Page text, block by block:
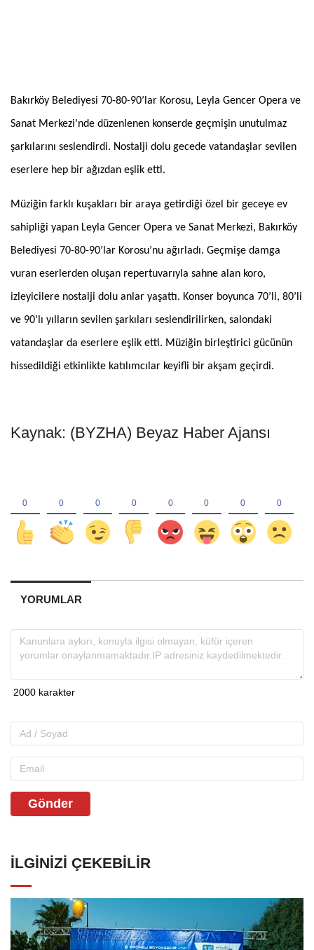
Bakırköy Belediyesi 70-80-90’lar Korosu, Leyla Gencer Opera ve
Sanat Merkezi’nde düzenlenen konserde geçmişin unutulmaz
şarkılarını seslendirdi. Nostalji dolu gecede vatandaşlar sevilen
eserlere hep bir ağızdan eşlik etti.
Müziğin farklı kuşakları bir araya getirdiği özel bir geceye ev
sahipliği yapan Leyla Gencer Opera ve Sanat Merkezi, Bakırköy
Belediyesi 70-80-90’lar Korosu’nu ağırladı. Geçmişe damga
vuran eserlerden oluşan repertuvarıyla sahne alan koro,
izleyicilere nostalji dolu anlar yaşattı. Konser boyunca 70’li, 80’li
ve 90’lı yılların sevilen şarkıları seslendirilirken, salondaki
vatandaşlar da eserlere eşlik etti. Müziğin birleştirici gücünün
hissedildiği etkinlikte katılımcılar keyifli bir akşam geçirdi.
Kaynak: (BYZHA) Beyaz Haber Ajansı
YORUMLAR
Gönder
İLGINIZI ÇEKEBILIR